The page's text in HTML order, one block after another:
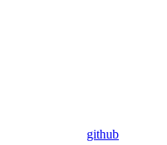
github